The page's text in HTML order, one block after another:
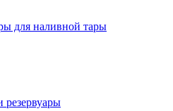
для наливной тары
резервуары